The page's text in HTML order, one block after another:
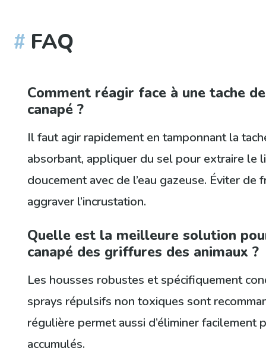
FAQ
Comment réagir face à une tache
canapé ?
Il faut agir rapidement en tamponnant la
absorbant, appliquer du sel pour extraire le
doucement avec de l’eau gazeuse. Éviter
aggraver l’incrustation.
Quelle est la meilleure solution
canapé des griffures des animaux ?
Les housses robustes et spécifiquement
sprays répulsifs non toxiques sont
régulière permet aussi d’éliminer facilement
accumulés.